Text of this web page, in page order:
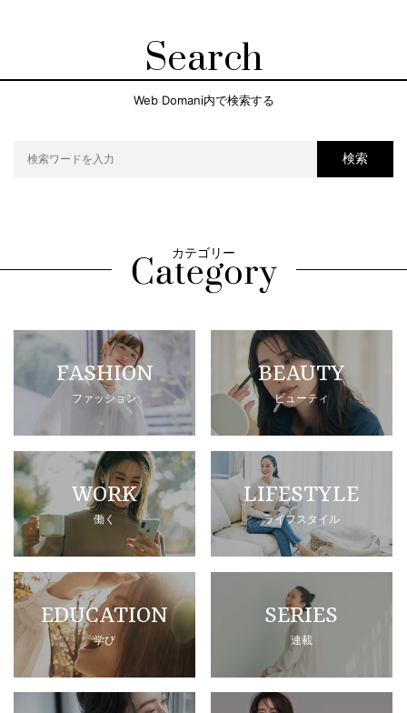
Search
Web Domani内で検索する
検索
カテゴリー
FASHION
ファッション
BEAUTY
ビューティ
WORK
働く
LIFESTYLE
ライフスタイル
EDUCATION
学び
SERIES
連載